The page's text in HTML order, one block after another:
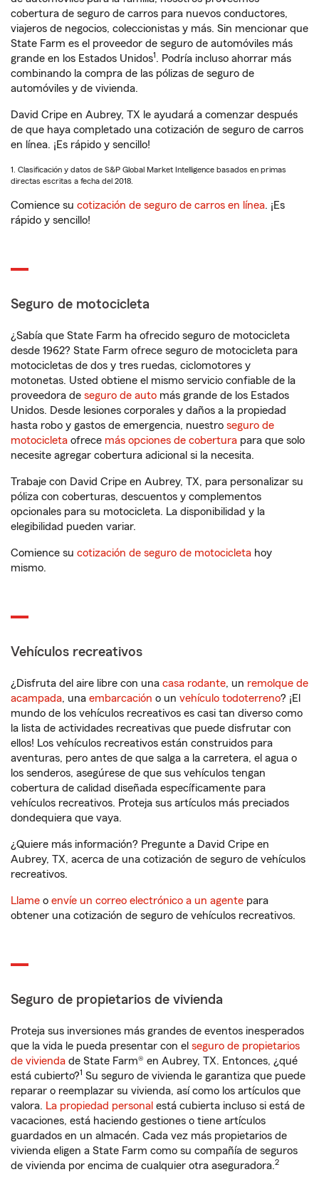
cobertura de seguro de carros para nuevos conductores,
viajeros de negocios, coleccionistas y más. Sin mencionar que
State Farm es el proveedor de seguro de automóviles más
grande en los Estados Unidos1. Podría incluso ahorrar más
combinando la compra de las pólizas de seguro de
automóviles y de vivienda.
David Cripe en Aubrey, TX le ayudará a comenzar después
de que haya completado una cotización de seguro de carros
en línea. ¡Es rápido y sencillo!
1. Clasificación y datos de S&P Global Market Intelligence basados en primas
directas escritas a fecha del 2018.
Comience su cotización de seguro de carros en línea. ¡Es
rápido y sencillo!
Seguro de motocicleta
¿Sabía que State Farm ha ofrecido seguro de motocicleta
desde 1962? State Farm ofrece seguro de motocicleta para
motocicletas de dos y tres ruedas, ciclomotores y
motonetas. Usted obtiene el mismo servicio confiable de la
proveedora de seguro de auto más grande de los Estados
Unidos. Desde lesiones corporales y daños a la propiedad
hasta robo y gastos de emergencia, nuestro seguro de
motocicleta ofrece más opciones de cobertura para que solo
necesite agregar cobertura adicional si la necesita.
Trabaje con David Cripe en Aubrey, TX, para personalizar su
póliza con coberturas, descuentos y complementos
opcionales para su motocicleta. La disponibilidad y la
elegibilidad pueden variar.
Comience su cotización de seguro de motocicleta hoy
mismo.
Vehículos recreativos
¿Disfruta del aire libre con una casa rodante, un remolque de
acampada, una embarcación o un vehículo todoterreno? ¡El
mundo de los vehículos recreativos es casi tan diverso como
la lista de actividades recreativas que puede disfrutar con
ellos! Los vehículos recreativos están construidos para
aventuras, pero antes de que salga a la carretera, el agua o
los senderos, asegúrese de que sus vehículos tengan
cobertura de calidad diseñada específicamente para
vehículos recreativos. Proteja sus artículos más preciados
dondequiera que vaya.
¿Quiere más información? Pregunte a David Cripe en
Aubrey, TX, acerca de una cotización de seguro de vehículos
recreativos.
Llame o envíe un correo electrónico a un agente para
obtener una cotización de seguro de vehículos recreativos.
Seguro de propietarios de vivienda
Proteja sus inversiones más grandes de eventos inesperados
que la vida le pueda presentar con el seguro de propietarios
de vivienda de State Farm® en Aubrey, TX. Entonces, ¿qué
está cubierto?1 Su seguro de vivienda le garantiza que puede
reparar o reemplazar su vivienda, así como los artículos que
valora. La propiedad personal está cubierta incluso si está de
vacaciones, está haciendo gestiones o tiene artículos
guardados en un almacén. Cada vez más propietarios de
vivienda eligen a State Farm como su compañía de seguros
de vivienda por encima de cualquier otra aseguradora.2